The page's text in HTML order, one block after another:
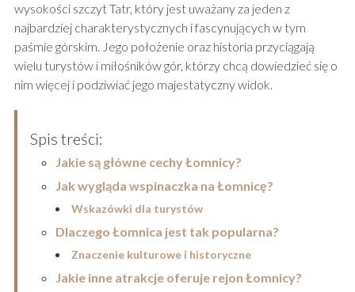
wysokości szczyt Tatr, który jest uważany za jeden z
najbardziej charakterystycznych i fascynujących w tym
paśmie górskim. Jego położenie oraz historia przyciągają
wielu turystów i miłośników gór, którzy chcą dowiedzieć się o
nim więcej i podziwiać jego majestatyczny widok.
Spis treści:
Jakie są główne cechy Łomnicy?
Jak wygląda wspinaczka na Łomnicę?
Wskazówki dla turystów
Dlaczego Łomnica jest tak popularna?
Znaczenie kulturowe i historyczne
Jakie inne atrakcje oferuje rejon Łomnicy?